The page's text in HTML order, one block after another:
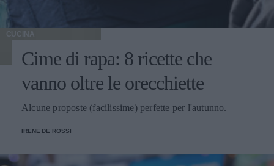
CUCINA
Cime di rapa: 8 ricette che
vanno oltre le orecchiette
Alcune proposte (facilissime) perfette per l'autunno.
IRENE DE ROSSI